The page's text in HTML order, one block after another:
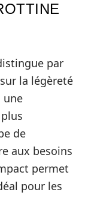
par
la légèreté
une
de
aux besoins
permet
pour les